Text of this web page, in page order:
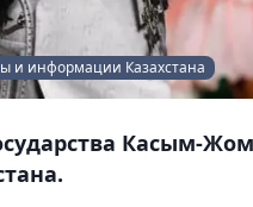
и информации Казахстана
Касым-